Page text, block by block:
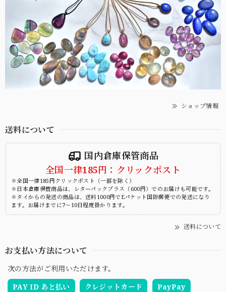
ショップ情報
送料について
国内倉庫保管商品
全国一律185円：クリックポスト
＊全国一律185円クリックポスト（一部を除く）
＊日本倉庫保管商品は、レターパックプラス（600円）でのお届けも可能です。
＊タイからの発送の商品は、送料1000円でEパケット国際郵便での発送になり
ます。お届けまでに7～10日程度掛かります。
送料について
お支払い方法について
次の方法がご利用いただけます。
PAY ID あと払い
クレジットカード PayPay